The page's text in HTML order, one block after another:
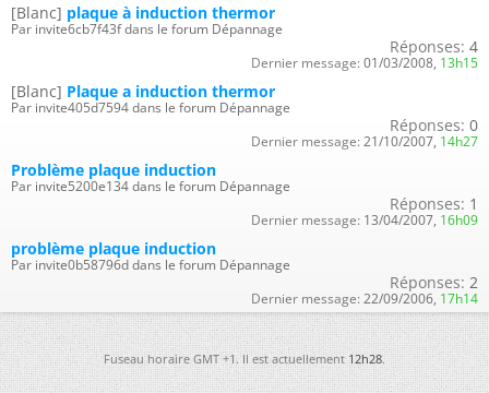
[Blanc] plaque à induction thermor
Par invite6cb7f43f dans le forum Dépannage
Réponses: 4
Dernier message: 01/03/2008, 13h15
[Blanc] Plaque a induction thermor
Par invite405d7594 dans le forum Dépannage
Réponses: 0
Dernier message: 21/10/2007, 14h27
Problème plaque induction
Par invite5200e134 dans le forum Dépannage
Réponses: 1
Dernier message: 13/04/2007, 16h09
problème plaque induction
Par invite0b58796d dans le forum Dépannage
Réponses: 2
Dernier message: 22/09/2006, 17h14
Fuseau horaire GMT +1. Il est actuellement 12h28.